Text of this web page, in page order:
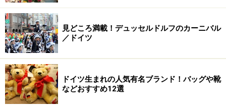
見どころ満載！デュッセルドルフのカーニバル
／ドイツ
ドイツ生まれの人気有名ブランド！バッグや靴
などおすすめ12選